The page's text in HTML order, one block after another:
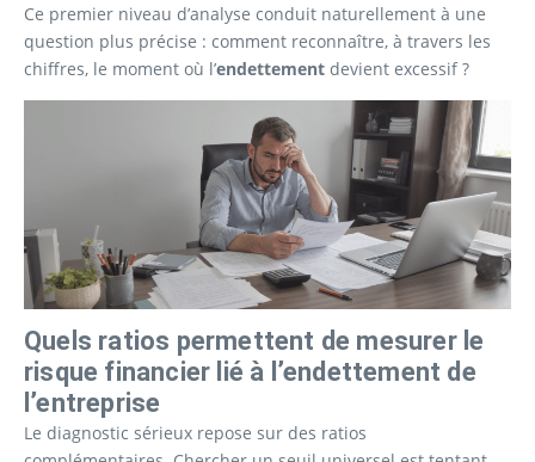
Ce premier niveau d’analyse conduit naturellement à une
question plus précise : comment reconnaître, à travers les
chiffres, le moment où l’endettement devient excessif ?
Quels ratios permettent de mesurer le
risque financier lié à l’endettement de
l’entreprise
Le diagnostic sérieux repose sur des ratios